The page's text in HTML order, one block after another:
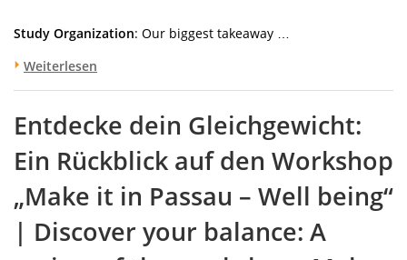
Study Organization: Our biggest takeaway …
Weiterlesen
Entdecke dein Gleichgewicht:
Ein Rückblick auf den Workshop
„Make it in Passau – Well being“
| Discover your balance: A